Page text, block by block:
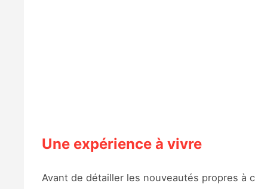
Une expérience à vivre
Avant de détailler les nouveautés propres à